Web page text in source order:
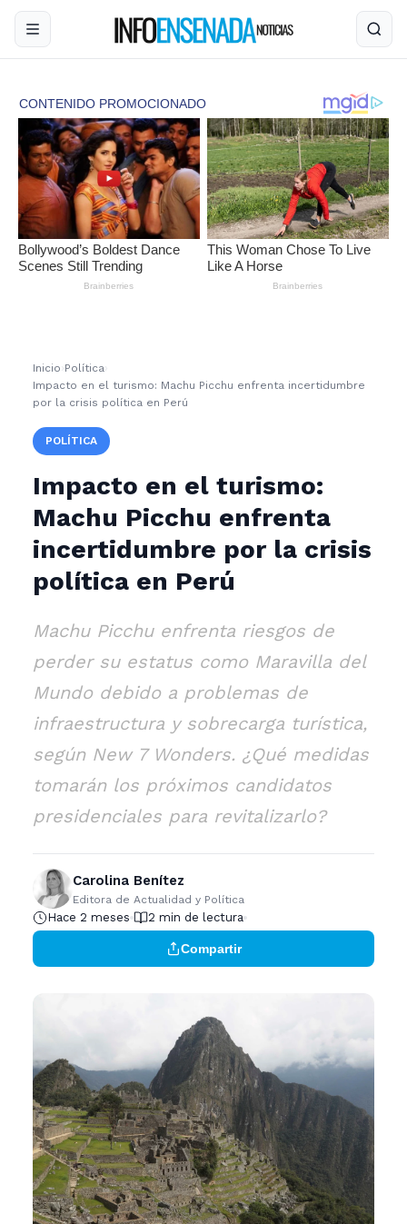
Inicio ›Política›
Impacto en el turismo: Machu Picchu enfrenta incertidumbre
por la crisis política en Perú
POLÍTICA
Impacto en el turismo:
Machu Picchu enfrenta
incertidumbre por la crisis
política en Perú
Machu Picchu enfrenta riesgos de
perder su estatus como Maravilla del
Mundo debido a problemas de
infraestructura y sobrecarga turística,
según New 7 Wonders. ¿Qué medidas
tomarán los próximos candidatos
presidenciales para revitalizarlo?
Carolina Benítez
Editora de Actualidad y Política
Hace 2 meses 2 min de lectura
Compartir